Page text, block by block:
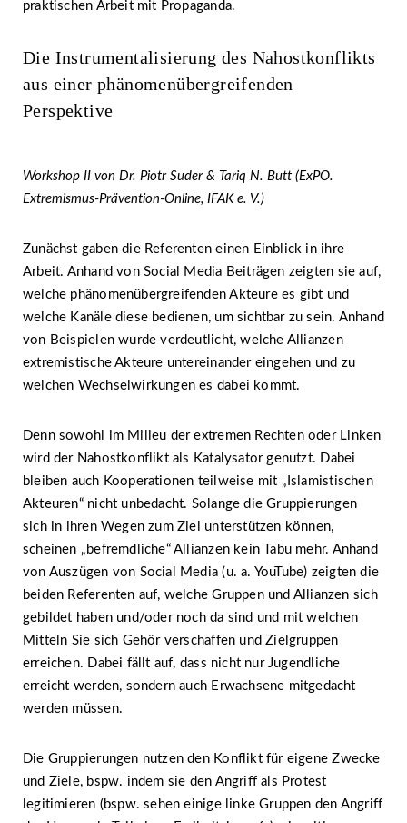
praktischen Arbeit mit Propaganda.
Die Instrumentalisierung des Nahostkonflikts
aus einer phänomenübergreifenden
Perspektive
Workshop II von Dr. Piotr Suder & Tariq N. Butt (ExPO.
Extremismus-Prävention-Online, IFAK e. V.)
Zunächst gaben die Referenten einen Einblick in ihre
Arbeit. Anhand von Social Media Beiträgen zeigten sie auf,
welche phänomenübergreifenden Akteure es gibt und
welche Kanäle diese bedienen, um sichtbar zu sein. Anhand
von Beispielen wurde verdeutlicht, welche Allianzen
extremistische Akteure untereinander eingehen und zu
welchen Wechselwirkungen es dabei kommt.
Denn sowohl im Milieu der extremen Rechten oder Linken
wird der Nahostkonflikt als Katalysator genutzt. Dabei
bleiben auch Kooperationen teilweise mit „Islamistischen
Akteuren“ nicht unbedacht. Solange die Gruppierungen
sich in ihren Wegen zum Ziel unterstützen können,
scheinen „befremdliche“ Allianzen kein Tabu mehr. Anhand
von Auszügen von Social Media (u. a. YouTube) zeigten die
beiden Referenten auf, welche Gruppen und Allianzen sich
gebildet haben und/oder noch da sind und mit welchen
Mitteln Sie sich Gehör verschaffen und Zielgruppen
erreichen. Dabei fällt auf, dass nicht nur Jugendliche
erreicht werden, sondern auch Erwachsene mitgedacht
werden müssen.
Die Gruppierungen nutzen den Konflikt für eigene Zwecke
und Ziele, bspw. indem sie den Angriff als Protest
legitimieren (bspw. sehen einige linke Gruppen den Angriff